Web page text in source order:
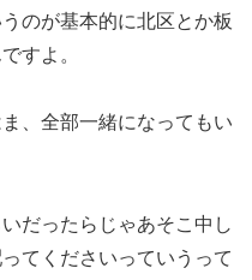
のが基本的に北区とか板
すよ。
、全部一緒になってもい
だったらじゃあそこ中し
てくださいっていうって